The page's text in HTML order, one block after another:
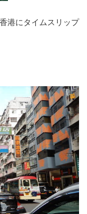
港にタイムスリップ